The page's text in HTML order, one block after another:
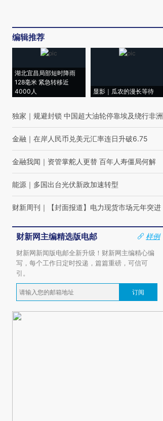
编辑推荐
湖北宜昌局部短时降雨
128毫米 紧急转移近
4000人
显影｜瓜农的漫长等待
独家 ｜ 规避封锁 中国超大油轮停靠埃及绕行非洲
金融 ｜ 在岸人民币兑美元汇率连日升破6.75
金融我闻 ｜ 资管掌舵人更替 百年人寿僵局何解
能源 ｜ 多国出台光伏新政加速转型
财新周刊 ｜ 【封面报道】电力现货市场元年突进
财新网主编精选版电邮
样例
财新网新闻版电邮全新升级！财新网主编精心编
写，每个工作日定时投递，篇篇重磅，可信可
引。
订阅